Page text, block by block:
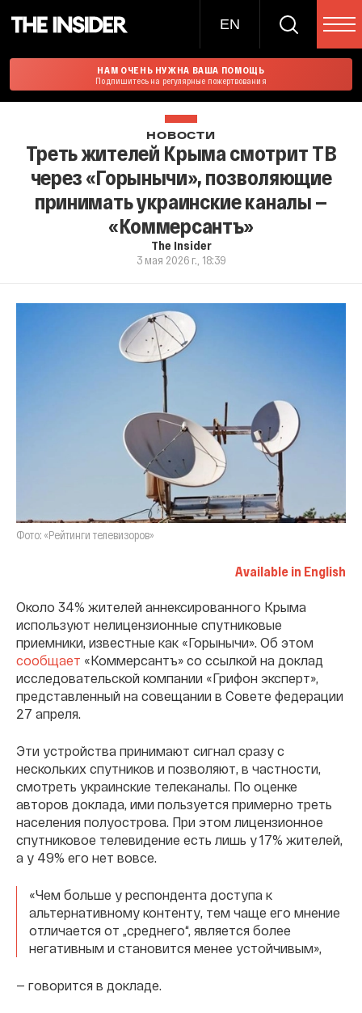
EN
НАМ ОЧЕНЬ НУЖНА ВАША ПОМОЩЬ
Подпишитесь на регулярные пожертвования
НОВОСТИ
Треть жителей Крыма смотрит ТВ
через «Горынычи», позволяющие
принимать украинские каналы —
«Коммерсантъ»
The Insider
3 мая 2026 г., 18:39
Фото: «Рейтинги телевизоров»
Available in English
Около 34% жителей аннексированного Крыма
используют нелицензионные спутниковые
приемники, известные как «Горынычи». Об этом
сообщает «Коммерсантъ» со ссылкой на доклад
исследовательской компании «Грифон эксперт»,
представленный на совещании в Совете федерации
27 апреля.
Эти устройства принимают сигнал сразу с
нескольких спутников и позволяют, в частности,
смотреть украинские телеканалы. По оценке
авторов доклада, ими пользуется примерно треть
населения полуострова. При этом лицензионное
спутниковое телевидение есть лишь у 17% жителей,
а у 49% его нет вовсе.
«Чем больше у респондента доступа к
альтернативному контенту, тем чаще его мнение
отличается от „среднего“, является более
негативным и становится менее устойчивым»,
— говорится в докладе.